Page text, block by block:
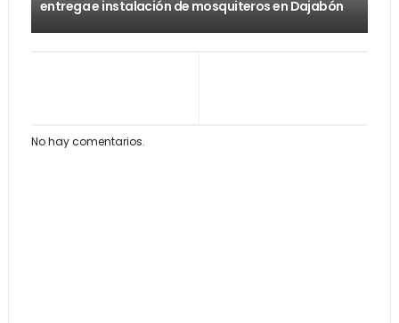
entrega e instalación de mosquiteros en Dajabón
No hay comentarios.